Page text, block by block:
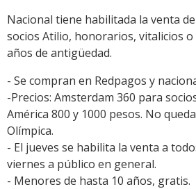
Nacional tiene habilitada la venta
socios Atilio, honorarios, vitalicios o
años de antigüedad.
- Se compran en Redpagos y
-Precios: Amsterdam 360 para
América 800 y 1000 pesos. No
Olímpica.
- El jueves se habilita la venta a
viernes a público en general.
- Menores de hasta 10 años, gratis.